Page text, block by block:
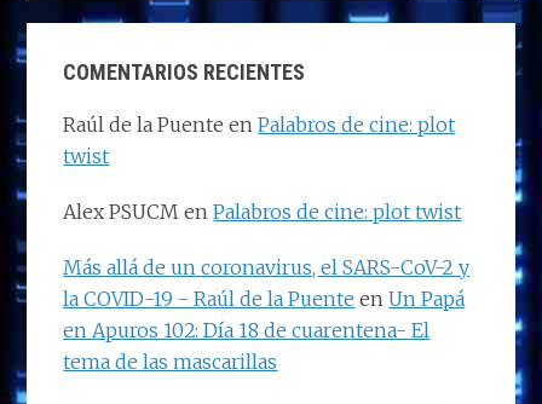
COMENTARIOS RECIENTES
Raúl de la Puente enPalabros de cine: plot
twist
Alex PSUCM enPalabros de cine: plot twist
Más allá de un coronavirus, el SARS-CoV-2 y
la COVID-19 - Raúl de la Puente enUn Papá
en Apuros 102: Día 18 de cuarentena- El
tema de las mascarillas